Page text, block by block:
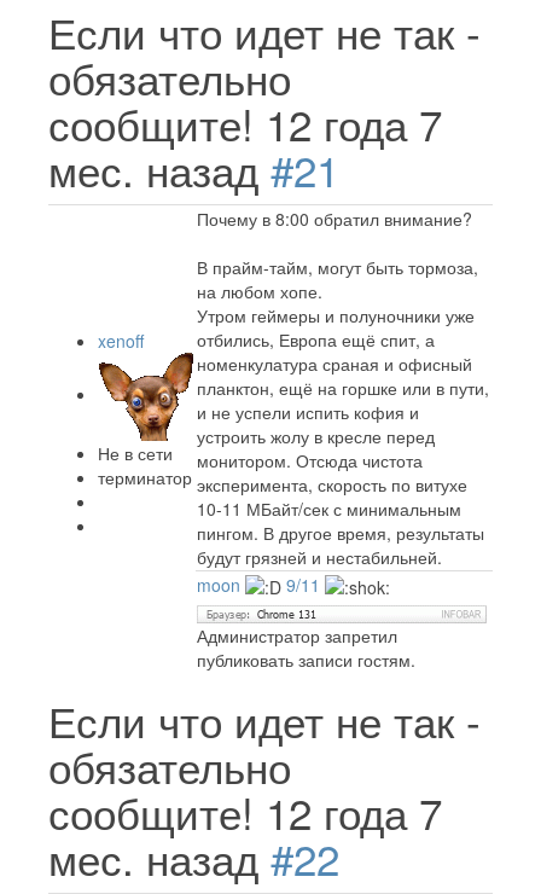
Если что идет не так -
обязательно
сообщите! 12 года 7
мес. назад #21
xenoff
Не в сети
терминатор
Почему в 8:00 обратил внимание?
В прайм-тайм, могут быть тормоза,
на любом хопе.
Утром геймеры и полуночники уже
отбились, Европа ещё спит, а
номенкулатура сраная и офисный
планктон, ещё на горшке или в пути,
и не успели испить кофия и
устроить жолу в кресле перед
монитором. Отсюда чистота
эксперимента, скорость по витухе
10-11 МБайт/сек с минимальным
пингом. В другое время, результаты
будут грязней и нестабильней.
moon
9/11
Администратор запретил
публиковать записи гостям.
Если что идет не так -
обязательно
сообщите! 12 года 7
мес. назад #22